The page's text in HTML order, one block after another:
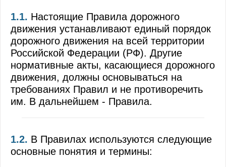
Обязанности пешеходов
Обязанности пассажиров
Сигналы светофора и регулировщика
Применение аварийной сигнализации и
Начало движения, маневрирование
Скорость движения
Обгон, опережение, встречный разъезд
1.1. Настоящие Правила дорожного
движения устанавливают единый порядок
дорожного движения на всей территории
Российской Федерации (РФ). Другие
нормативные акты, касающиеся дорожного
движения, должны основываться на
требованиях Правил и не противоречить
им. В дальнейшем - Правила.
1.2. В Правилах используются следующие
основные понятия и термины: